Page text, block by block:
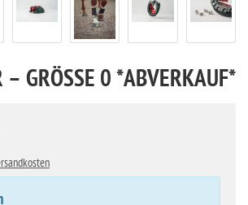
– GRÖSSE 0 *ABVERKAUF*